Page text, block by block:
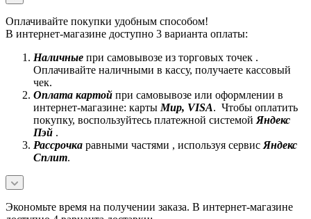
Оплачивайте покупки удобным способом!
В интернет-магазине доступно 3 варианта оплаты:
Наличные при самовывозе из торговых точек .
Оплачивайте наличными в кассу, получаете кассовый
чек.
Оплата картой при самовывозе или оформлении в
интернет-магазине: карты Mир, VISA. Чтобы оплатить
покупку, воспользуйтесь платежной системой Яндекс
Пэй .
Рассрочка равными частями , используя сервис Яндекс
Сплит.
Экономьте время на получении заказа. В интернет-магазине